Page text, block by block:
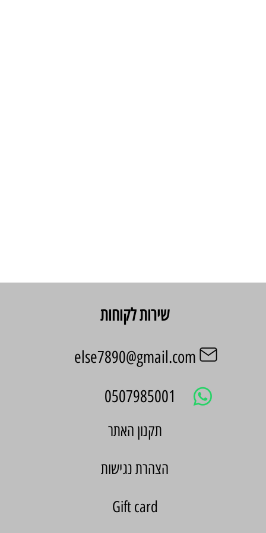
שירות לקוחות
else7890@gmail.com
0507985001
הצהרת נגישות
Gift card